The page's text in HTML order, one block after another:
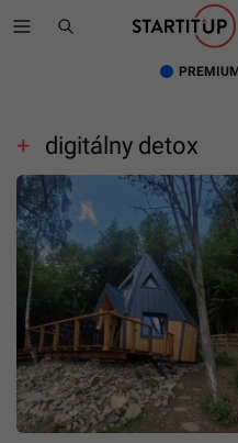
digitálny detox